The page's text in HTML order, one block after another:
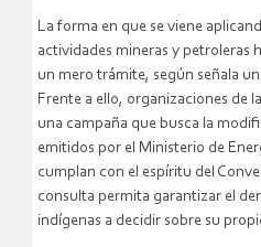
La forma en que se viene
actividades mineras y petroleras
un mero trámite, según señala
Frente a ello, organizaciones de
una campaña que busca la
emitidos por el Ministerio de
cumplan con el espíritu del
consulta permita garantizar el
indígenas a decidir sobre su